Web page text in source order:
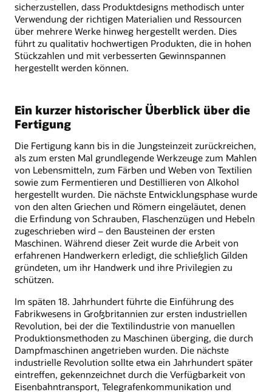
sicherzustellen, dass Produktdesigns methodisch unter
Verwendung der richtigen Materialien und Ressourcen
über mehrere Werke hinweg hergestellt werden. Dies
führt zu qualitativ hochwertigen Produkten, die in hohen
Stückzahlen und mit verbesserten Gewinnspannen
hergestellt werden können.
Ein kurzer historischer Überblick über die
Fertigung
Die Fertigung kann bis in die Jungsteinzeit zurückreichen,
als zum ersten Mal grundlegende Werkzeuge zum Mahlen
von Lebensmitteln, zum Färben und Weben von Textilien
sowie zum Fermentieren und Destillieren von Alkohol
hergestellt wurden. Die nächste Entwicklungsphase wurde
von den alten Griechen und Römern eingeläutet, denen
die Erfindung von Schrauben, Flaschenzügen und Hebeln
zugeschrieben wird – den Bausteinen der ersten
Maschinen. Während dieser Zeit wurde die Arbeit von
erfahrenen Handwerkern erledigt, die schließlich Gilden
gründeten, um ihr Handwerk und ihre Privilegien zu
schützen.
Im späten 18. Jahrhundert führte die Einführung des
Fabrikwesens in Großbritannien zur ersten industriellen
Revolution, bei der die Textilindustrie von manuellen
Produktionsmethoden zu Maschinen überging, die durch
Dampfmaschinen angetrieben wurden. Die nächste
industrielle Revolution sollte etwa ein Jahrhundert später
eintreffen, gekennzeichnet durch die Verfügbarkeit von
Eisenbahntransport, Telegrafenkommunikation und